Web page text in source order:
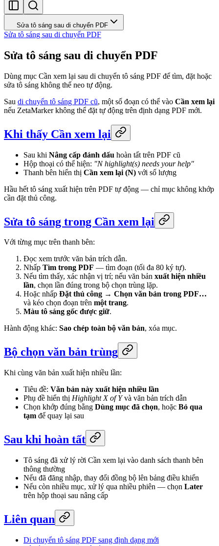
Sửa tô sáng sau di chuyển PDF
Sửa tô sáng sau di chuyển PDF
Sửa tô sáng sau di chuyển PDF
Dùng mục Cần xem lại sau di chuyển tô sáng PDF để tìm, đặt hoặc
sửa tô sáng không thể neo tự động.
Sau di chuyển tô sáng PDF cũ, một số đoạn có thể vào Cần xem lại
nếu ZetaMarker không thể đặt tự động trên định dạng PDF mới.
Khi thấy Cần xem lại
Sau khi Nâng cấp đánh dấu hoàn tất trên PDF cũ
Hộp thoại có thể hiện: "N highlight(s) needs your help"
Thanh bên hiển thị Cần xem lại (N) với số lượng
Hầu hết tô sáng xuất hiện trên PDF tự động — chỉ mục không khớp
cần đặt thủ công.
Sửa tô sáng trong Cần xem lại
Với từng mục trên thanh bên:
Đọc xem trước văn bản trích dẫn.
Nhấp Tìm trong PDF — tìm đoạn (tối đa 80 ký tự).
Nếu tìm thấy, xác nhận vị trí; nếu văn bản xuất hiện nhiều
lần, chọn lần đúng trong bộ chọn trùng lặp.
Hoặc nhấp Đặt thủ công → Chọn văn bản trong PDF…
và kéo chọn đoạn trên một trang.
Màu tô sáng gốc được giữ.
Hành động khác: Sao chép toàn bộ văn bản, xóa mục.
Bộ chọn văn bản trùng
Khi cùng văn bản xuất hiện nhiều lần:
Tiêu đề: Văn bản này xuất hiện nhiều lần
Phụ đề hiển thị Highlight X of Yvà văn bản trích dẫn
Chọn khớp đúng bằng Dùng mục đã chọn, hoặc Bỏ qua
tạm để quay lại sau
Sau khi hoàn tất
Tô sáng đã xử lý rời Cần xem lại vào danh sách thanh bên
thông thường
Nếu đã đăng nhập, thay đổi đồng bộ lên bảng điều khiển
Nếu còn nhiều mục, xử lý qua nhiều phiên — chọn Later
trên hộp thoại sau nâng cấp
Liên quan
Di chuyển tô sáng PDF sang định dạng mới